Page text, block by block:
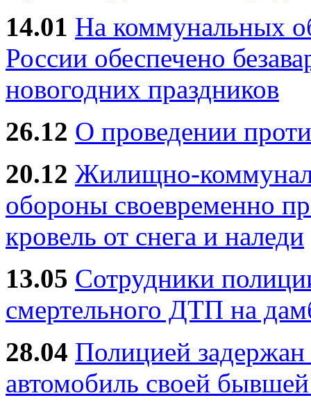
14.01 На коммунальных
России обеспечено
новогодних праздников
26.12 О проведении
20.12 Жилищно-
обороны своевременно
кровель от снега и наледи
13.05 Сотрудники
смертельного ДТП на
28.04 Полицией
автомобиль своей